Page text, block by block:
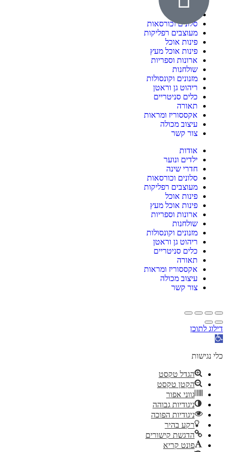
ילדים ונוער
סלונים וכורסאות
מעוצבים רפליקות
פינות אוכל
פינות אוכל מעץ
ארונות וספריות
שולחנות
מזנונים וקונסולות
ריהוט גן וראטן
כלים סניטריים
תאורה
אקססוריז ומראות
עיצוב מכולה
צור קשר
אודות
ילדים ונוער
חדרי שינה
סלונים וכורסאות
מעוצבים רפליקות
פינות אוכל
פינות אוכל מעץ
ארונות וספריות
שולחנות
מזנונים וקונסולות
ריהוט גן וראטן
כלים סניטריים
תאורה
אקססוריז ומראות
עיצוב מכולה
צור קשר
דילוג לתוכן
פתח
נגישות
כלי נגישות
הגדל טקסט
הקטן טקסט
גווני אפור
ניגודיות גבוהה
ניגודיות הפוכה
רקע בהיר
הדגשת קישורים
פונט קריא